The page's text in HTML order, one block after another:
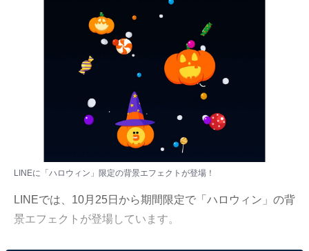
LINEに「ハロウィン」限定の背景エフェクトが登場！
LINEでは、10月25日から期間限定で「ハロウィン」の背
景エフェクトが登場しています。